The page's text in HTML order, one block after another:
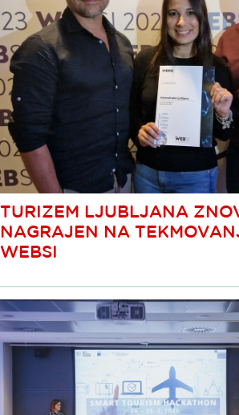
TURIZEM LJUBLJANA
NAGRAJEN NA
WEBSI